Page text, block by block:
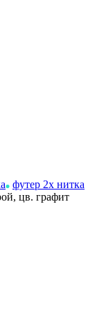
футер 2х нитка
цв. графит